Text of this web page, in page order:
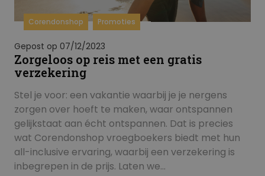
Corendonshop Promoties
Gepost op 07/12/2023
Zorgeloos op reis met een gratis
verzekering
Stel je voor: een vakantie waarbij je je nergens
zorgen over hoeft te maken, waar ontspannen
gelijkstaat aan écht ontspannen. Dat is precies
wat Corendonshop vroegboekers biedt met hun
all-inclusive ervaring, waarbij een verzekering is
inbegrepen in de prijs. Laten we…